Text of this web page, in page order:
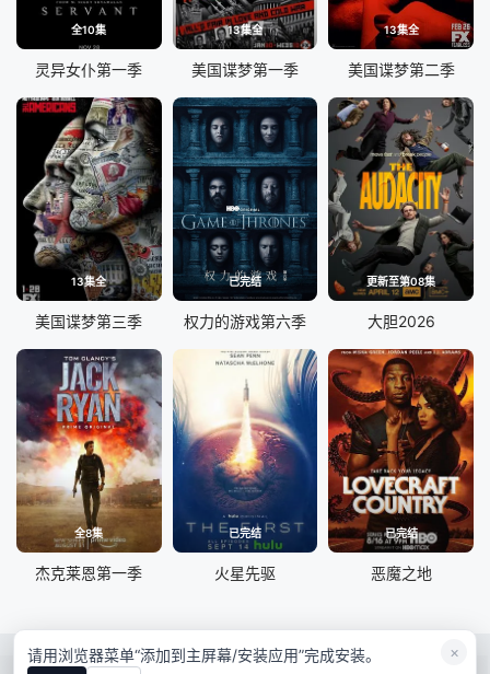
全10集
灵异女仆第一季
13集全
美国谍梦第一季
13集全
美国谍梦第二季
13集全
美国谍梦第三季
已完结
权力的游戏第六季
更新至第08集
大胆2026
全8集
杰克莱恩第一季
已完结
火星先驱
已完结
恶魔之地
RSS Baidu Google Sogou bing
×
请用浏览器菜单“添加到主屏幕/安装应用”完成安装。